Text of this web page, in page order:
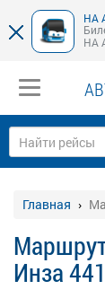
НА
НА
Главная
Инза